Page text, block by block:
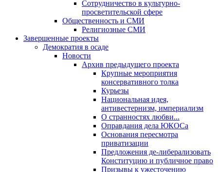
Сотрудничество в культурно-
просветительской сфере
Общественность и СМИ
Религиозные СМИ
Завершенные проекты
Демократия в осаде
Новости
Архив предыдущего проекта
Крупные мероприятия
консервативного толка
Курьезы
Национальная идея,
антивестернизм, империализм
О странностях любви...
Оправдания дела ЮКОСа
Основания пересмотра
приватизации
Предложения де-либерализовать
Конституцию и публичное право
Призывы к ужесточению